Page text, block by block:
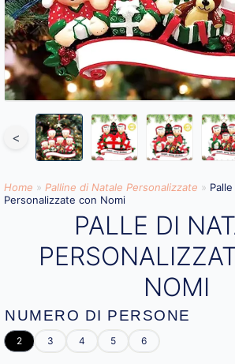
<
Home » Palline di Natale Personalizzate »
Personalizzate con Nomi
PALLE DI
NOMI
NUMERO DI PERSONE
2 3 4 5 6